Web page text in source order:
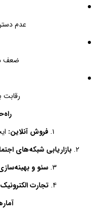
عدم
ضعف
رقابت
۱. فروش آنلاین:
۲. بازاریابی شبکه‌های
۳. سئو و
۴. تجارت الکترونیک B2B: